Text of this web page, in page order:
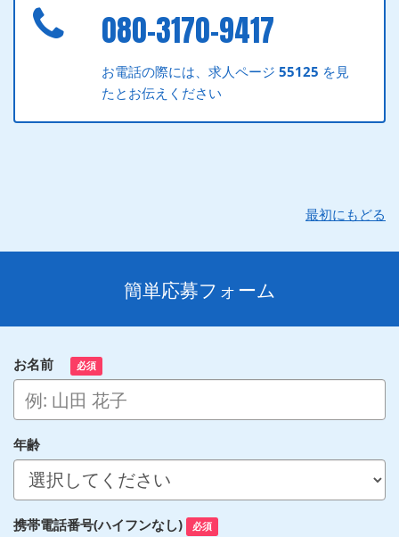
080-3170-9417
お電話の際には、求人ページ55125 を見
たとお伝えください
最初にもどる
簡単応募フォーム
お名前 必須
年齢
携帯電話番号(ハイフンなし) 必須